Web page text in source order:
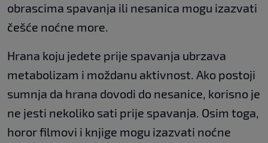
obrascima spavanja ili nesanica mogu izazvati
češće noćne more.
Hrana koju jedete prije spavanja ubrzava
metabolizam i moždanu aktivnost. Ako postoji
sumnja da hrana dovodi do nesanice, korisno je
ne jesti nekoliko sati prije spavanja. Osim toga,
horor filmovi i knjige mogu izazvati noćne